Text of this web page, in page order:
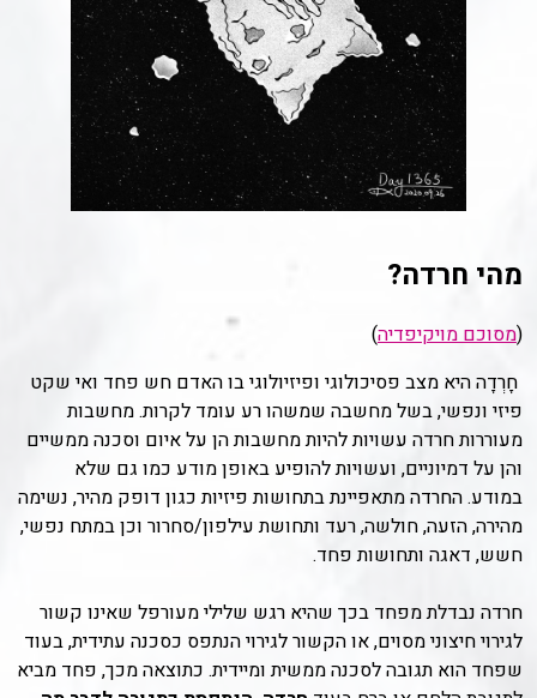
מהי חרדה?
(מסוכם מויקיפדיה)
חָרְדָה היא מצב פסיכולוגי ופיזיולוגי בו האדם חש פחד ואי שקט
פיזי ונפשי, בשל מחשבה שמשהו רע עומד לקרות. מחשבות
מעוררות חרדה עשויות להיות מחשבות הן על איום וסכנה ממשיים
והן על דמיוניים, ועשויות להופיע באופן מודע כמו גם שלא
במודע. החרדה מתאפיינת בתחושות פיזיות כגון דופק מהיר, נשימה
מהירה, הזעה, חולשה, רעד ותחושת עילפון/סחרור וכן במתח נפשי,
חשש, דאגה ותחושות פחד.
חרדה נבדלת מפחד בכך שהיא רגש שלילי מעורפל שאינו קשור
לגירוי חיצוני מסוים, או הקשור לגירוי הנתפס כסכנה עתידית, בעוד
שפחד הוא תגובה לסכנה ממשית ומיידית. כתוצאה מכך, פחד מביא